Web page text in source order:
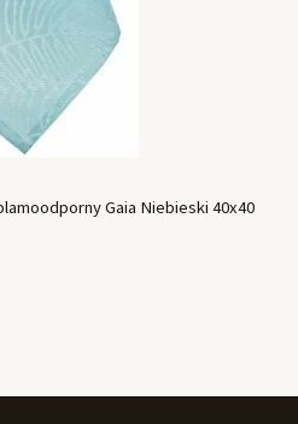
Gaia Niebieski 40x40